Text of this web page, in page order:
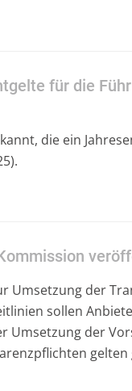
für die
die ein
Umsetzung der
sollen
Umsetzung der